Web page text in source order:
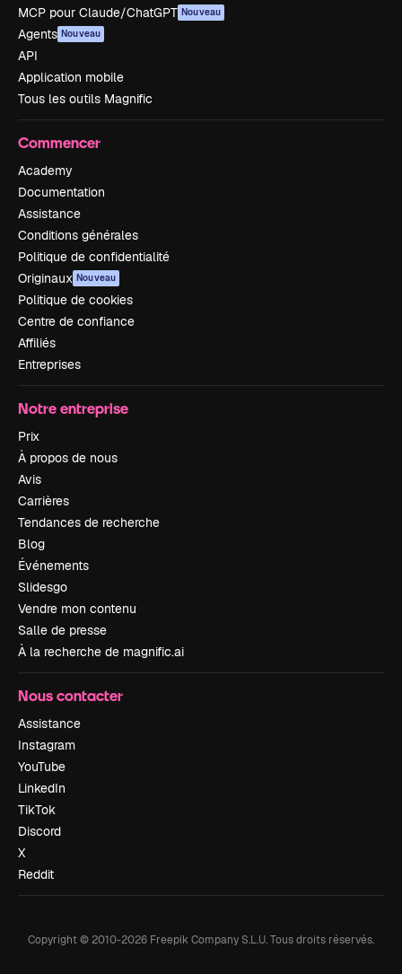
MCP pour Claude/ChatGPT Nouveau
Agents Nouveau
API
Application mobile
Tous les outils Magnific
Commencer
Academy
Documentation
Assistance
Conditions générales
Politique de confidentialité
Originaux Nouveau
Politique de cookies
Centre de confiance
Affiliés
Entreprises
Notre entreprise
Prix
À propos de nous
Avis
Carrières
Tendances de recherche
Blog
Événements
Slidesgo
Vendre mon contenu
Salle de presse
À la recherche de magnific.ai
Nous contacter
Assistance
Instagram
YouTube
LinkedIn
TikTok
Discord
X
Reddit
Copyright © 2010-2026 Freepik Company S.L.U.Tous droits réservés.